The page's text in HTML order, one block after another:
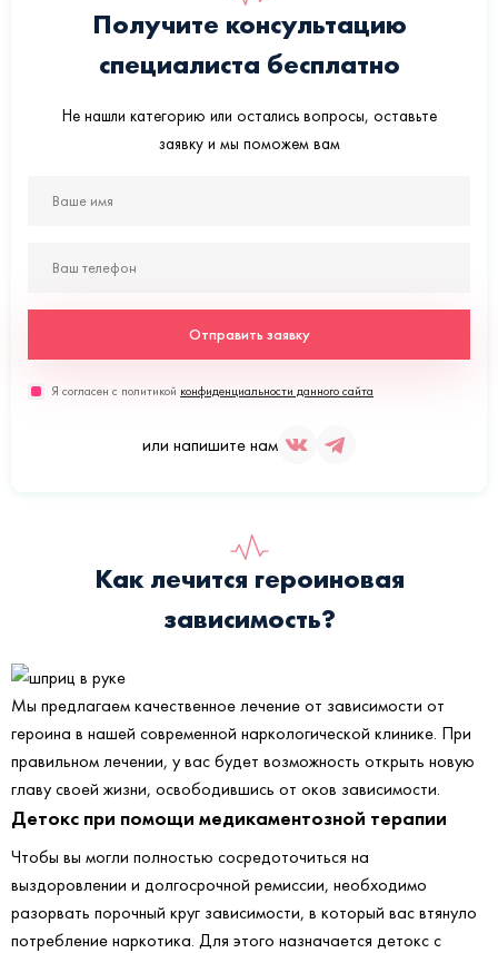
Получите консультацию
специалиста бесплатно
Не нашли категорию или остались вопросы, оставьте
заявку и мы поможем вам
Отправить заявку
Я согласен с политикой конфиденциальности данного сайта
или напишите нам
Как лечится героиновая
зависимость?
Мы предлагаем качественное лечение от зависимости от
героина в нашей современной наркологической клинике. При
правильном лечении, у вас будет возможность открыть новую
главу своей жизни, освободившись от оков зависимости.
Детокс при помощи медикаментозной терапии
Чтобы вы могли полностью сосредоточиться на
выздоровлении и долгосрочной ремиссии, необходимо
разорвать порочный круг зависимости, в который вас втянуло
потребление наркотика. Для этого назначается детокс с